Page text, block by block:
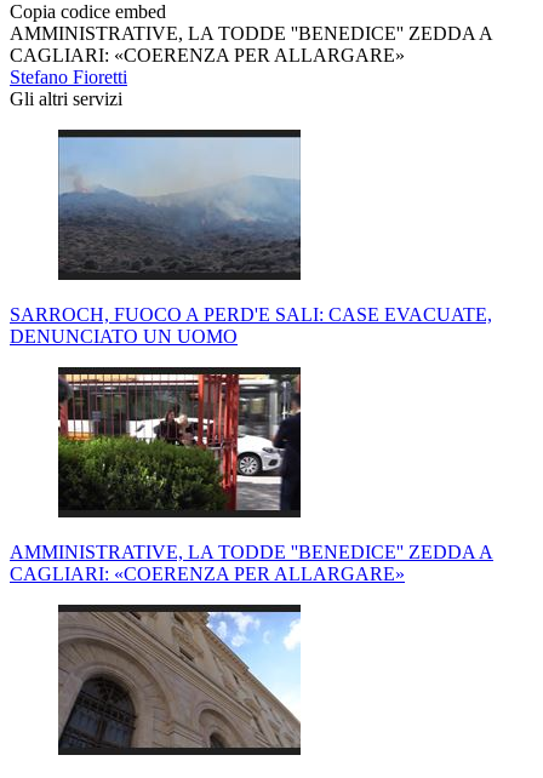
Copia codice embed
AMMINISTRATIVE, LA TODDE ''BENEDICE'' ZEDDA A
CAGLIARI: «COERENZA PER ALLARGARE»
Stefano Fioretti
Gli altri servizi
SARROCH, FUOCO A PERD'E SALI: CASE EVACUATE,
DENUNCIATO UN UOMO
AMMINISTRATIVE, LA TODDE ''BENEDICE'' ZEDDA A
CAGLIARI: «COERENZA PER ALLARGARE»